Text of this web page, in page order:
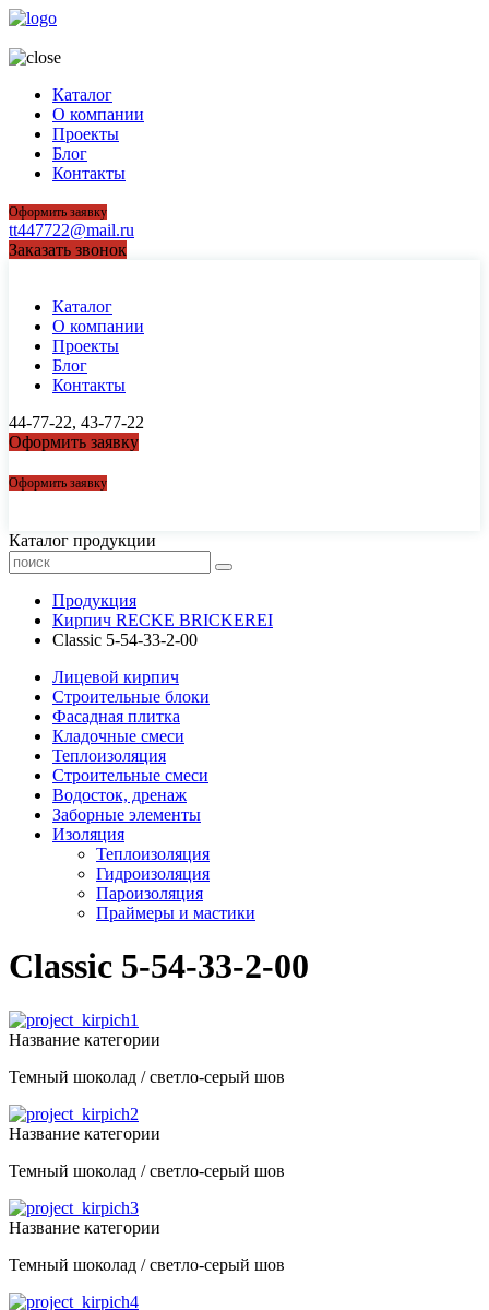
Каталог
О компании
Проекты
Блог
Контакты
Оформить заявку
tt447722@mail.ru
Заказать звонок
Каталог
О компании
Проекты
Блог
Контакты
44-77-22, 43-77-22
Оформить заявку
Оформить заявку
Каталог продукции
Продукция
Кирпич RECKE BRICKEREI
Сlassic 5-54-33-2-00
Лицевой кирпич
Строительные блоки
Фасадная плитка
Кладочные смеси
Теплоизоляция
Строительные смеси
Водосток, дренаж
Заборные элементы
Изоляция
Теплоизоляция
Гидроизоляция
Пароизоляция
Праймеры и мастики
Сlassic 5-54-33-2-00
Название категории
Темный шоколад / светло-серый шов
Название категории
Темный шоколад / светло-серый шов
Название категории
Темный шоколад / светло-серый шов